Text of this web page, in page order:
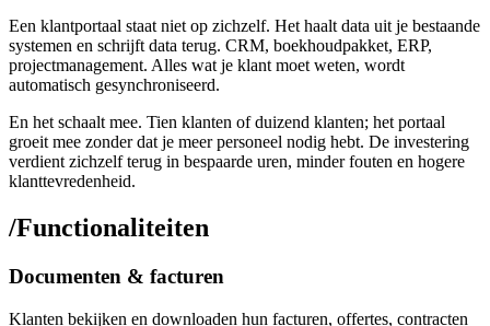
Een klantportaal staat niet op zichzelf. Het haalt data uit je bestaande
systemen en schrijft data terug. CRM, boekhoudpakket, ERP,
projectmanagement. Alles wat je klant moet weten, wordt
automatisch gesynchroniseerd.
En het schaalt mee. Tien klanten of duizend klanten; het portaal
groeit mee zonder dat je meer personeel nodig hebt. De investering
verdient zichzelf terug in bespaarde uren, minder fouten en hogere
klanttevredenheid.
/Functionaliteiten
Documenten & facturen
Klanten bekijken en downloaden hun facturen, offertes, contracten